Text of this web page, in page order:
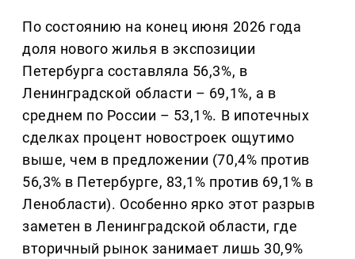
По состоянию на конец июня 2026 года
доля нового жилья в экспозиции
Петербурга составляла 56,3%, в
Ленинградской области – 69,1%, а в
среднем по России – 53,1%. В ипотечных
сделках процент новостроек ощутимо
выше, чем в предложении (70,4% против
56,3% в Петербурге, 83,1% против 69,1% в
Ленобласти). Особенно ярко этот разрыв
заметен в Ленинградской области, где
вторичный рынок занимает лишь 30,9%